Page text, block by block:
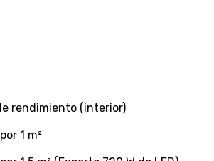
rendimiento (interior)
1 m²